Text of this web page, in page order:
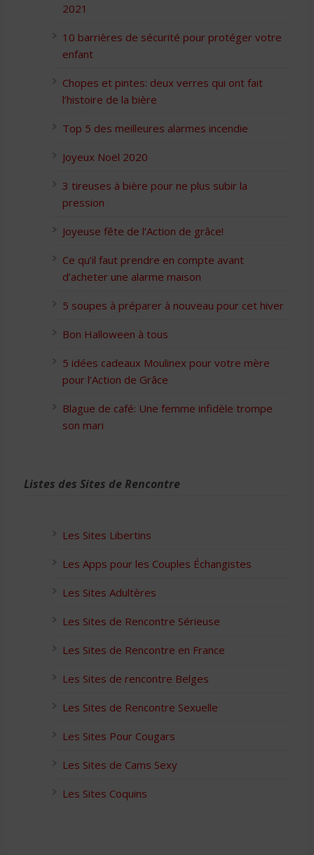
2021
10 barrières de sécurité pour protéger votre
enfant
Chopes et pintes: deux verres qui ont fait
l’histoire de la bière
Top 5 des meilleures alarmes incendie
Joyeux Noël 2020
3 tireuses à bière pour ne plus subir la
pression
Joyeuse fête de l’Action de grâce!
Ce qu’il faut prendre en compte avant
d’acheter une alarme maison
5 soupes à préparer à nouveau pour cet hiver
Bon Halloween à tous
5 idées cadeaux Moulinex pour votre mère
pour l’Action de Grâce
Blague de café: Une femme infidèle trompe
son mari
Listes des Sites de Rencontre
Les Sites Libertins
Les Apps pour les Couples Échangistes
Les Sites Adultères
Les Sites de Rencontre Sérieuse
Les Sites de Rencontre en France
Les Sites de rencontre Belges
Les Sites de Rencontre Sexuelle
Les Sites Pour Cougars
Les Sites de Cams Sexy
Les Sites Coquins